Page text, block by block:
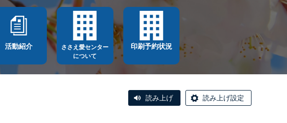
活動紹介
ささえ愛センター
について
印刷予約状況
読み上げ 読み上げ設定